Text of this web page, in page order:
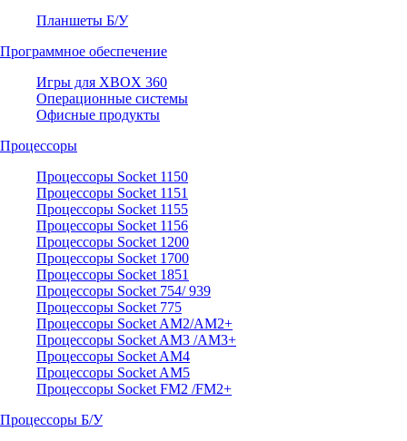
Планшеты Б/У
Программное обеспечение
Игры для XBOX 360
Операционные системы
Офисные продукты
Процессоры
Процессоры Socket 1150
Процессоры Socket 1151
Процессоры Socket 1155
Процессоры Socket 1156
Процессоры Socket 1200
Процессоры Socket 1700
Процессоры Socket 1851
Процессоры Socket 754/ 939
Процессоры Socket 775
Процессоры Socket AM2/AM2+
Процессоры Socket AM3 /AM3+
Процессоры Socket AM4
Процессоры Socket AM5
Процессоры Socket FM2 /FM2+
Процессоры Б/У